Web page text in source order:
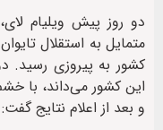
دو روز پیش ویلیام
متمایل به استقلال
کشور به پیروزی رسید.
این کشور می‌داند، با
و بعد از اعلام نتایج